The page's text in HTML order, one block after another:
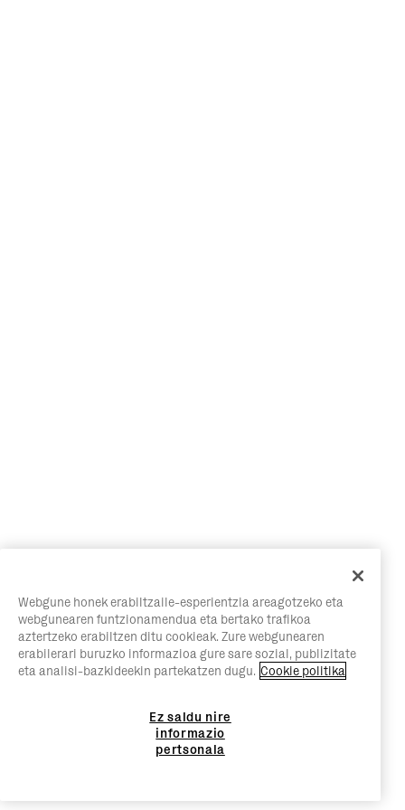
Webgune honek erabiltzaile-esperientzia areagotzeko eta
webgunearen funtzionamendua eta bertako trafikoa
aztertzeko erabiltzen ditu cookieak. Zure webgunearen
erabilerari buruzko informazioa gure sare sozial, publizitate
eta analisi-bazkideekin partekatzen dugu. Cookie politika
Ez saldu nire
informazio
pertsonala